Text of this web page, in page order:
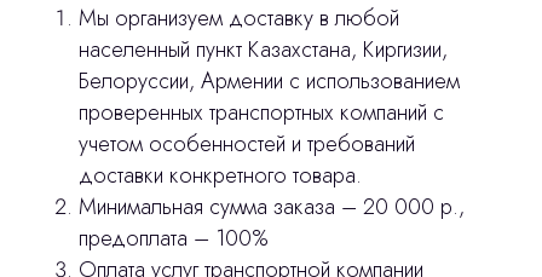
Мы организуем доставку в любой
населенный пункт Казахстана, Киргизии,
Белоруссии, Армении с использованием
проверенных транспортных компаний с
учетом особенностей и требований
доставки конкретного товара.
Минимальная сумма заказа – 20 000 р.,
предоплата – 100%
Оплата услуг транспортной компании
3D печать
Лицензирование
Изготовление хирургических шаблонов
Политика конфиденциальности